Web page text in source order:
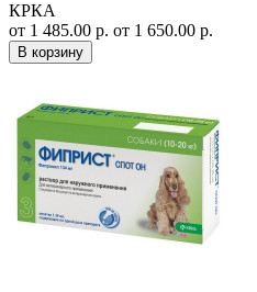
КРКА
от 1 485.00 р. от 1 650.00 р.
В корзину